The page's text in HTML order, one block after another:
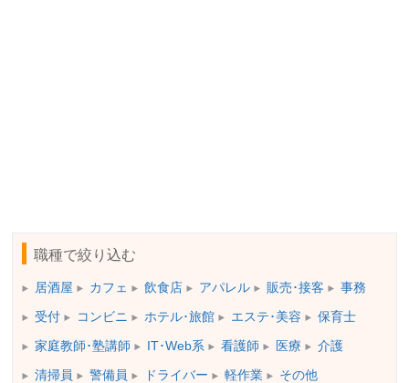
職種で絞り込む
居酒屋 カフェ 飲食店 アパレル 販売･接客 事務
受付 コンビニ ホテル･旅館 エステ･美容 保育士
家庭教師･塾講師 IT･Web系 看護師 医療 介護
清掃員 警備員 ドライバー 軽作業 その他